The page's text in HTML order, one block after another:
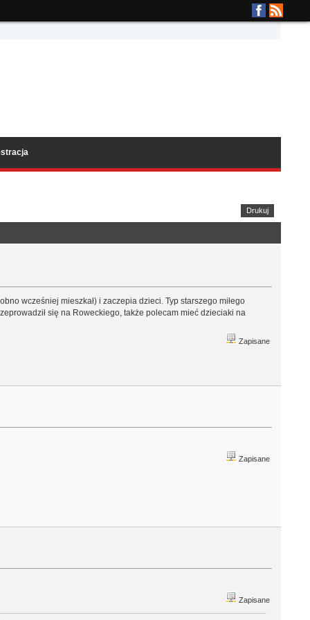
Drukuj
wcześniej mieszkał) i zaczepia dzieci. Typ starszego miłego
się na Roweckiego, także polecam mieć dzieciaki na
Zapisane
Zapisane
Zapisane